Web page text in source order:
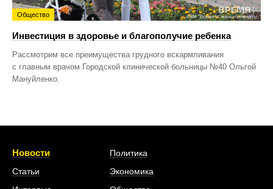
Общество
Инвестиция в здоровье и благополучие ребенка
Рассмотрим все преимущества грудного вскармливания
с главным врачом Городской клинической больницы №40 Ольгой
Мануйленко.
Новости
Статьи
Политика
Экономика